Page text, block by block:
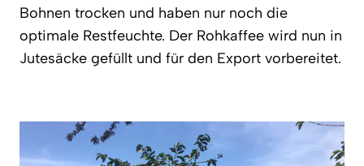
Bohnen trocken und haben nur noch die
optimale Restfeuchte. Der Rohkaffee wird nun in
Jutesäcke gefüllt und für den Export vorbereitet.